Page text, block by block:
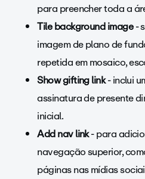
para preencher toda a
Tile background image-
imagem de plano de
repetida em mosaico,
Show gifting link- inclui
assinatura de presente
inicial.
Add nav link- para
navegação superior,
páginas nas mídias